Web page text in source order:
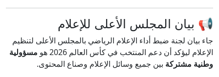
📢 بيان المجلس الأعلى للإعلام
جاء بيان لجنة ضبط أداء الإعلام الرياضي بالمجلس الأعلى لتنظيم
الإعلام ليؤكد أن دعم المنتخب في كأس العالم 2026 هو
مسؤولية
وطنية مشتركة بين جميع وسائل الإعلام وصناع المحتوى.